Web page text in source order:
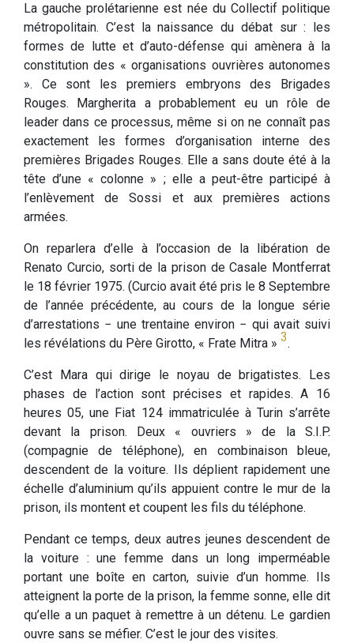
La gauche prolétarienne est née du Collectif politique
métropolitain. C’est la naissance du débat sur : les
formes de lutte et d’auto-défense qui amènera à la
constitution des « organisations ouvrières autonomes
». Ce sont les premiers embryons des Brigades
Rouges. Margherita a probablement eu un rôle de
leader dans ce processus, même si on ne connaît pas
exactement les formes d’organisation interne des
premières Brigades Rouges. Elle a sans doute été à la
tête d’une « colonne » ; elle a peut-être participé à
l’enlèvement de Sossi et aux premières actions
armées.
On reparlera d’elle à l’occasion de la libération de
Renato Curcio, sorti de la prison de Casale Montferrat
le 18 février 1975. (Curcio avait été pris le 8 Septembre
de l’année précédente, au cours de la longue série
d’arrestations − une trentaine environ − qui avait suivi
les révélations du Père Girotto, « Frate Mitra » 3.
C’est Mara qui dirige le noyau de brigatistes. Les
phases de l’action sont précises et rapides. A 16
heures 05, une Fiat 124 immatriculée à Turin s’arrête
devant la prison. Deux « ouvriers » de la S.I.P.
(compagnie de téléphone), en combinaison bleue,
descendent de la voiture. Ils déplient rapidement une
échelle d’aluminium qu’ils appuient contre le mur de la
prison, ils montent et coupent les fils du téléphone.
Pendant ce temps, deux autres jeunes descendent de
la voiture : une femme dans un long imperméable
portant une boîte en carton, suivie d’un homme. Ils
atteignent la porte de la prison, la femme sonne, elle dit
qu’elle a un paquet à remettre à un détenu. Le gardien
ouvre sans se méfier. C’est le jour des visites.